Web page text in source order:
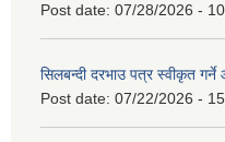
Post date: 07/28/2026 -
सिलबन्दी दरभाउ पत्र स्वीकृत
Post date: 07/22/2026 -